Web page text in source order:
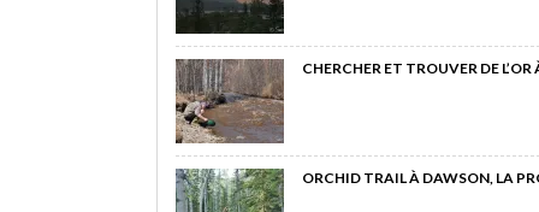
CHERCHER ET TROUVER DE
ORCHID TRAIL À DAWSON, LA